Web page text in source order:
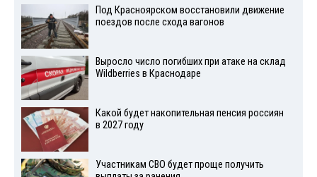
Под Красноярском восстановили движение
поездов после схода вагонов
Выросло число погибших при атаке на склад
Wildberries в Краснодаре
Какой будет накопительная пенсия россиян
в 2027 году
Участникам СВО будет проще получить